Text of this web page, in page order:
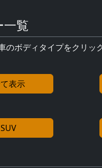
一覧
のボディタイプをクリッ
表示
SUV